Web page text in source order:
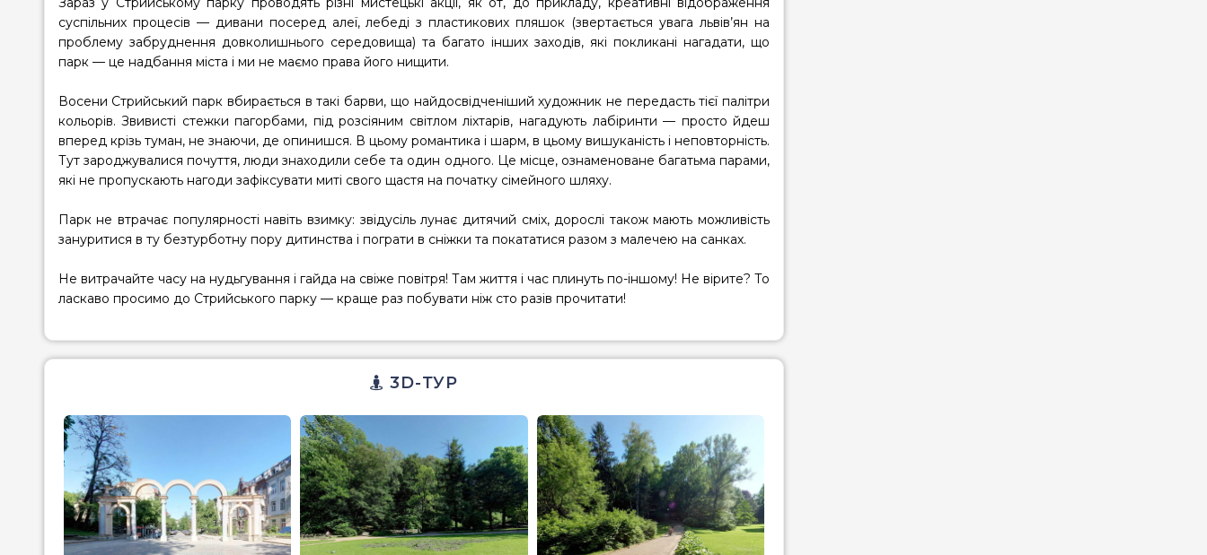
суспільних процесів — дивани посеред алеї, лебеді з пластикових пляшок (звертається увага львів’ян на
проблему забруднення довколишнього середовища) та багато інших заходів, які покликані нагадати, що
парк — це надбання міста і ми не маємо права його нищити.
Восени Стрийський парк вбирається в такі барви, що найдосвідченіший художник не передасть тієї палітри
кольорів. Звивисті стежки пагорбами, під розсіяним світлом ліхтарів, нагадують лабіринти — просто йдеш
вперед крізь туман, не знаючи, де опинишся. В цьому романтика і шарм, в цьому вишуканість і неповторність.
Тут зароджувалися почуття, люди знаходили себе та один одного. Це місце, ознаменоване багатьма парами,
які не пропускають нагоди зафіксувати миті свого щастя на початку сімейного шляху.
Паркне втрачає популярності навіть взимку: звідусіль лунає дитячий сміх, дорослі також мають можливість
зануритися в ту безтурботну пору дитинства і пограти в сніжки та покататися разом з малечею на санках.
Не витрачайте часу на нудьгування і гайда на свіже повітря! Там життя і час плинуть по-іншому! Не вірите? То
ласкаво просимо до Стрийського парку— краще раз побувати ніж сто разів прочитати!
3D-ТУР